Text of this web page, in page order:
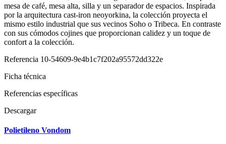
mesa de café, mesa alta, silla y un separador de espacios. Inspirada
por la arquitectura cast-iron neoyorkina, la colección proyecta el
mismo estilo industrial que sus vecinos Soho o Tribeca. En contraste
con sus cómodos cojines que proporcionan calidez y un toque de
confort a la colección.
Referencia 10-54609-9e4b1c7f202a95572dd322e
Ficha técnica
Referencias específicas
Descargar
Polietileno Vondom